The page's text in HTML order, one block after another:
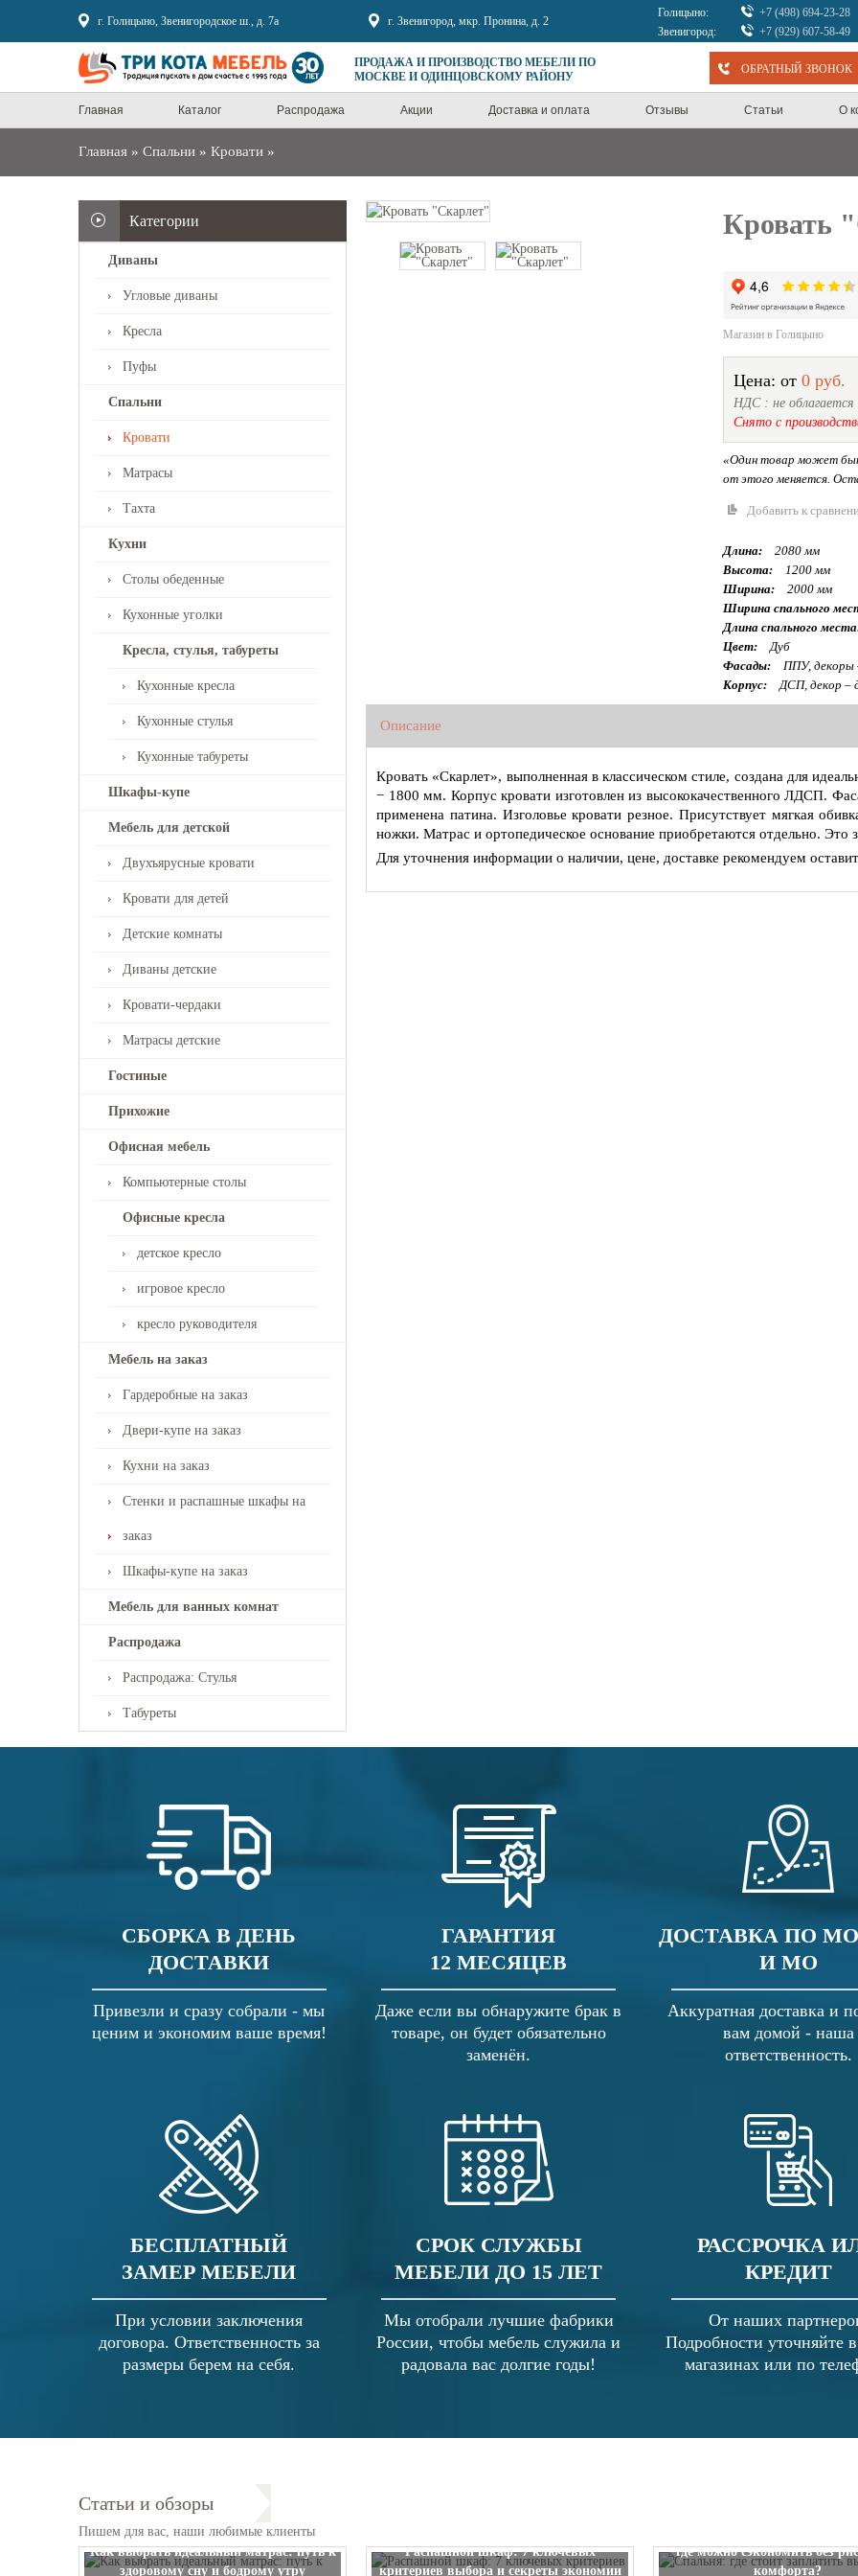
г. Голицыно, Звенигородское ш., д. 7а г. Звенигород, мкр. Пронина, д. 2
Голицыно:
+7 (498) 694-23-28
Звенигород:
+7 (929) 607-58-49
ПРОДАЖА И ПРОИЗВОДСТВО МЕБЕЛИ ПО
МОСКВЕ И ОДИНЦОВСКОМУ РАЙОНУ
ОБРАТНЫЙ ЗВОНОК
Главная Каталог Распродажа Акции Доставка и оплата Отзывы Статьи О
Главная » Спальни » Кровати »
Категории
Диваны
Угловые диваны
Кресла
Пуфы
Спальни
Кровати
Матрасы
Тахта
Кухни
Столы обеденные
Кухонные уголки
Кресла, стулья, табуреты
Кухонные кресла
Кухонные стулья
Кухонные табуреты
Шкафы-купе
Мебель для детской
Двухъярусные кровати
Кровати для детей
Детские комнаты
Диваны детские
Кровати-чердаки
Матрасы детские
Гостиные
Прихожие
Офисная мебель
Компьютерные столы
Офисные кресла
детское кресло
игровое кресло
кресло руководителя
Мебель на заказ
Гардеробные на заказ
Двери-купе на заказ
Кухни на заказ
Стенки и распашные шкафы на
заказ
Шкафы-купе на заказ
Мебель для ванных комнат
Распродажа
Распродажа: Стулья
Табуреты
Кровать
Магазин в Голицыно
Цена: от 0 руб.
НДС : не облагается
Снято с
«Один товар может
от этого меняется.
Добавить к
Длина:
2080 мм
Высота:
1200 мм
Ширина:
2000 мм
Ширина спального
Длина спального
Цвет:
Дуб
Фасады:
ППУ, декоры
Корпус:
ДСП, декор –
Описание
Кровать «Скарлет», выполненная в классическом стиле, создана для
− 1800 мм. Корпус кровати изготовлен из высококачественного ЛДСП.
применена патина. Изголовье кровати резное. Присутствует мягкая
ножки. Матрас и ортопедическое основание приобретаются отдельно. Это
Для уточнения информации о наличии, цене, доставке рекомендуем
СБОРКА В ДЕНЬ
ДОСТАВКИ
Привезли и сразу собрали - мы
ценим и экономим ваше время!
ГАРАНТИЯ
12 МЕСЯЦЕВ
Даже если вы обнаружите брак в
товаре, он будет обязательно
заменён.
ДОСТАВКА ПО
И МО
Аккуратная доставка и
вам домой - наша
ответственность.
БЕСПЛАТНЫЙ
ЗАМЕР МЕБЕЛИ
При условии заключения
договора. Ответственность за
размеры берем на себя.
СРОК СЛУЖБЫ
МЕБЕЛИ ДО 15 ЛЕТ
Мы отобрали лучшие фабрики
России, чтобы мебель служила и
радовала вас долгие годы!
РАССРОЧКА
КРЕДИТ
От наших
Подробности уточняйте
магазинах или по
Статьи и обзоры
Пишем для вас, наши любимые клиенты
Как выбрать идеальный матрас: путь к
здоровому сну и бодрому утру
Распашной шкаф: 7 ключевых
критериев выбора и секреты экономии
где можно сэкономить без
комфорта?